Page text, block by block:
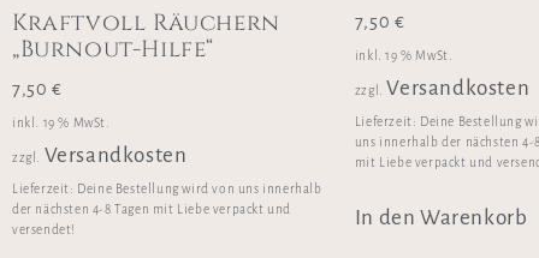
Kraftvoll Räuchern
„Burnout-Hilfe“
7,50 €
inkl. 19 % MwSt.
zzgl. Versandkosten
Lieferzeit: Deine Bestellung wird von uns innerhalb
der nächsten 4-8 Tagen mit Liebe verpackt und
versendet!
7,50 €
inkl. 19 % MwSt.
zzgl. Versandkosten
Lieferzeit: Deine Bestellung
uns innerhalb der nächsten 4-
mit Liebe verpackt und
In den Warenkorb